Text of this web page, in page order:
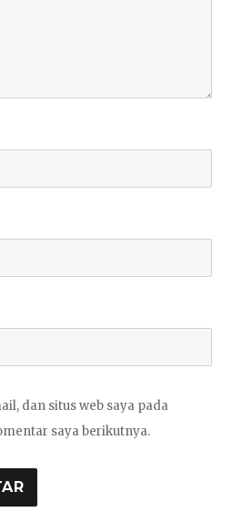
dan situs web saya pada
saya berikutnya.